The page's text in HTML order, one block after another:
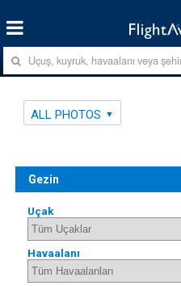
ALL PHOTOS
Gezin
Uçak
Havaalanı